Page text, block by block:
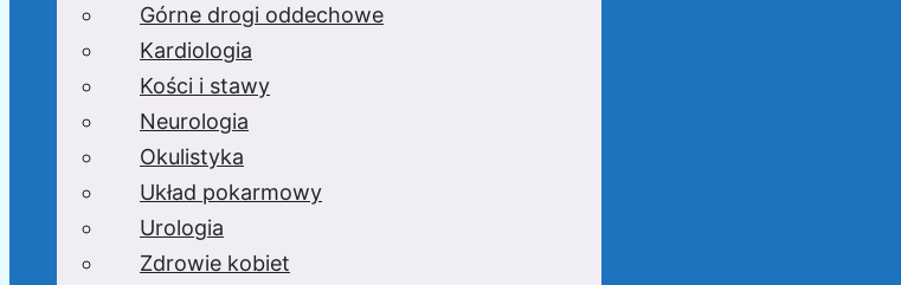
Górne drogi oddechowe
Kardiologia
Kości i stawy
Neurologia
Okulistyka
Układ pokarmowy
Urologia
Zdrowie kobiet